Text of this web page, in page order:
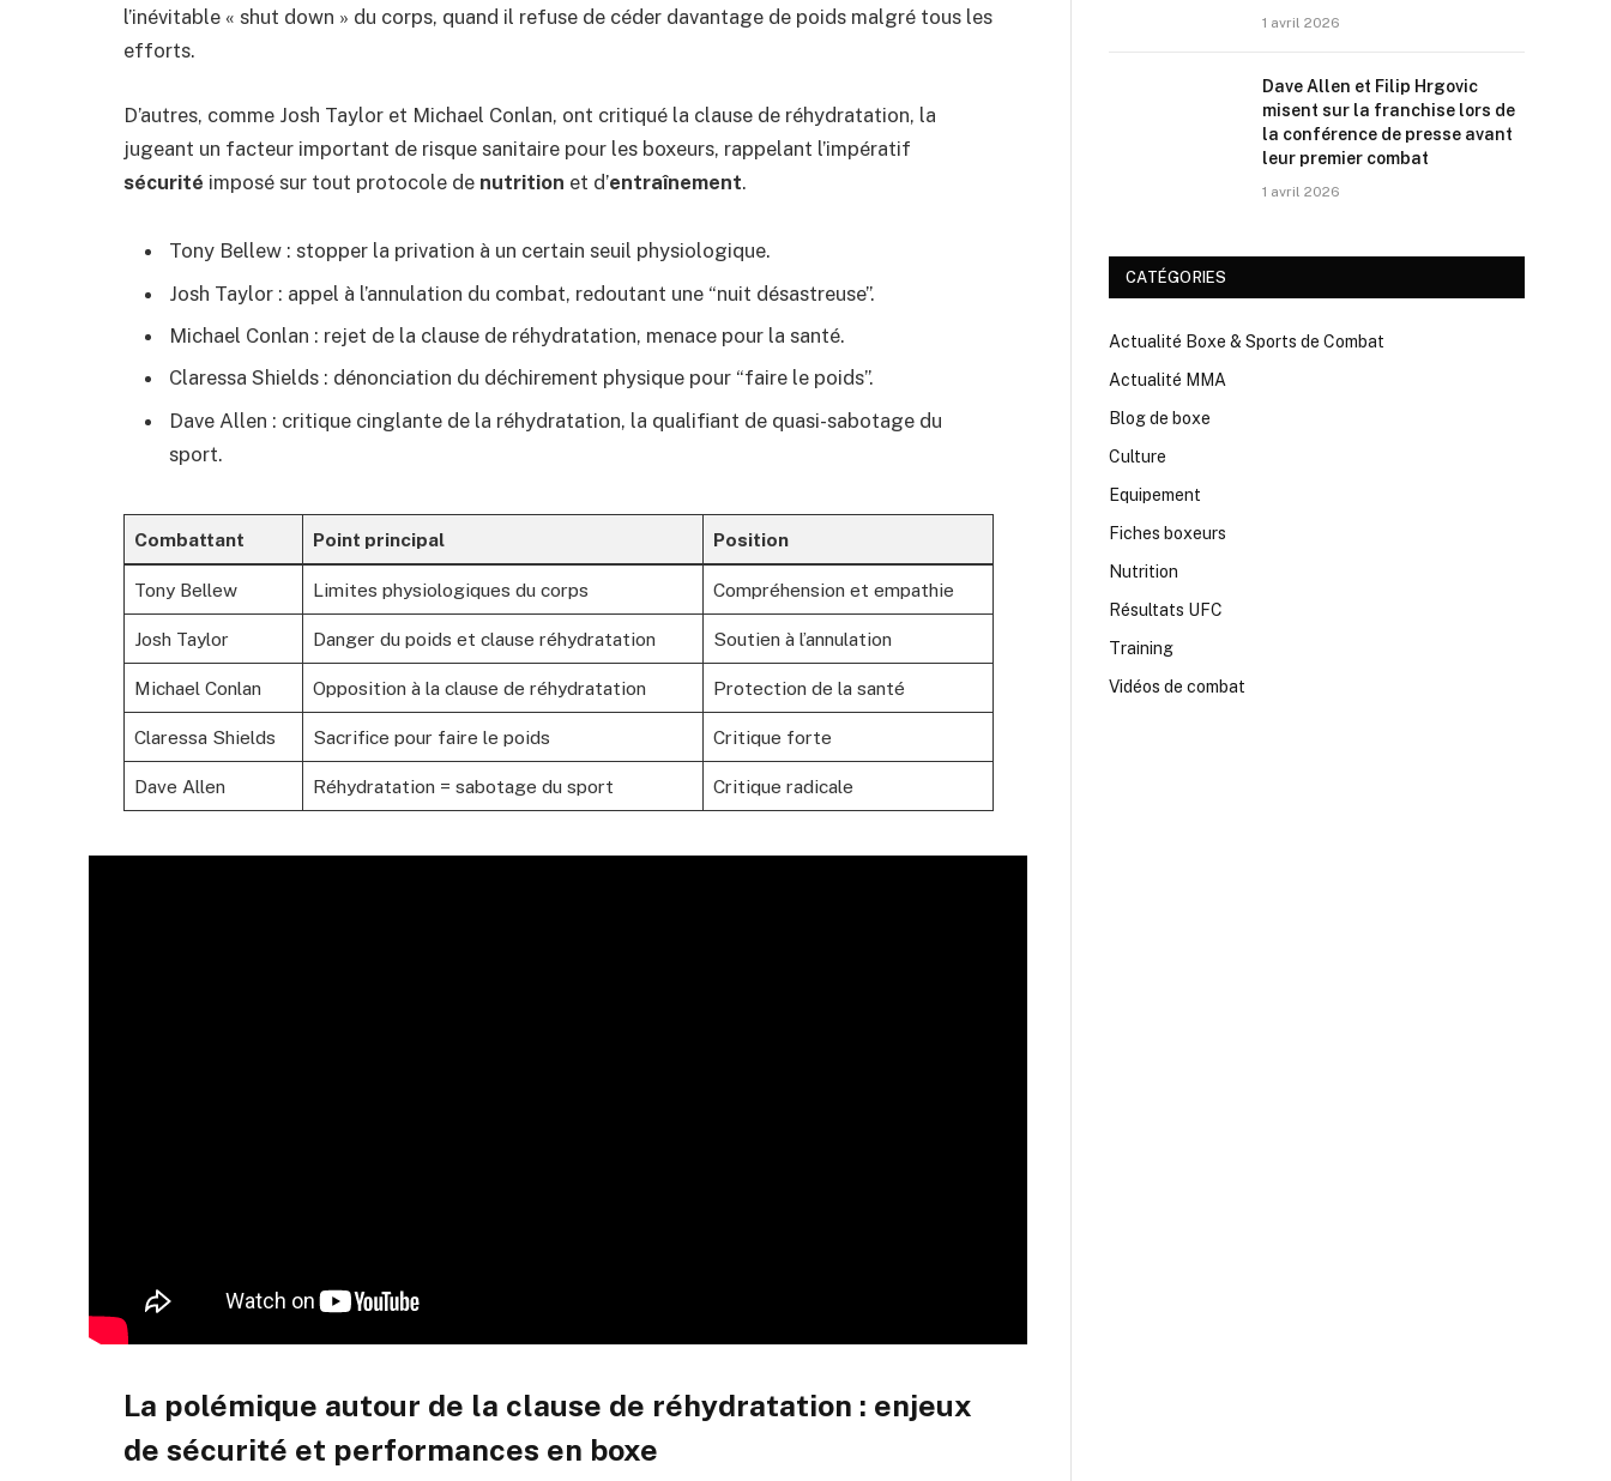
l’inévitable « shut down » du corps, quand il refuse de céder davantage de poids malgré tous les
efforts.
D’autres, comme Josh Taylor et Michael Conlan, ont critiqué la clause de réhydratation, la
jugeant un facteur important de risque sanitaire pour les boxeurs, rappelant l’impératif
sécurité imposé sur tout protocole de nutrition et d’entraînement.
Tony Bellew : stopper la privation à un certain seuil physiologique.
Josh Taylor : appel à l’annulation du combat, redoutant une “nuit désastreuse”.
Michael Conlan : rejet de la clause de réhydratation, menace pour la santé.
Claressa Shields : dénonciation du déchirement physique pour “faire le poids”.
Dave Allen : critique cinglante de la réhydratation, la qualifiant de quasi-sabotage du
sport.
Combattant Point principal Position
Tony Bellew Limites physiologiques du corps Compréhension et empathie
Josh Taylor Danger du poids et clause réhydratation Soutien à l’annulation
Michael Conlan Opposition à la clause de réhydratation Protection de la santé
Claressa Shields Sacrifice pour faire le poids Critique forte
Dave Allen Réhydratation = sabotage du sport Critique radicale
La polémique autour de la clause de réhydratation : enjeux
de sécurité et performances en boxe
1 avril 2026
Dave Allen et Filip Hrgovic
misent sur la franchise lors de
la conférence de presse avant
leur premier combat
1 avril 2026
CATÉGORIES
Actualité Boxe & Sports de Combat
Actualité MMA
Blog de boxe
Culture
Equipement
Fiches boxeurs
Nutrition
Résultats UFC
Training
Vidéos de combat